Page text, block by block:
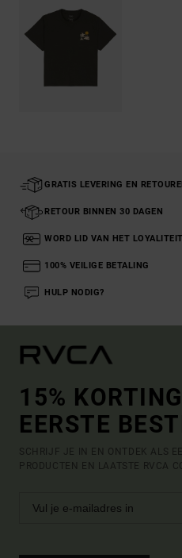
GRATIS LEVERING EN
RETOUR BINNEN 30 DAGEN
WORD LID VAN HET
100% VEILIGE BETALING
HULP NODIG?
15%
EERSTE
SCHRIJF JE IN EN ONTDEK ALS
PRODUCTEN EN LAATSTE RVCA